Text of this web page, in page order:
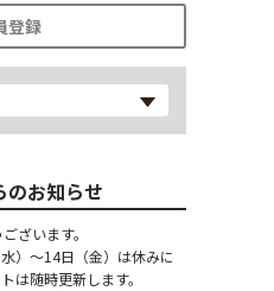
登録
のお知らせ
ざいます。
）～14日（金）は休みに
は随時更新します。